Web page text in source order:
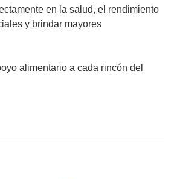
en la salud, el rendimiento
y brindar mayores
alimentario a cada rincón del